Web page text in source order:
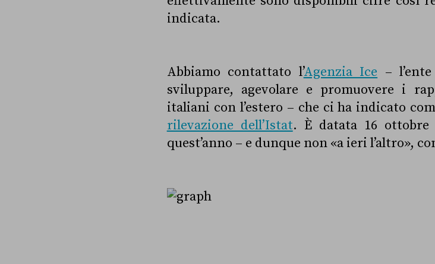
indicata.
Abbiamo contattato l’Agenzia Ice – l’ente
sviluppare, agevolare e promuovere i
italiani con l’estero – che ci ha indicato
rilevazione dell’Istat. È datata 16 ottobre
quest’anno – e dunque non «a ieri l’altro»,